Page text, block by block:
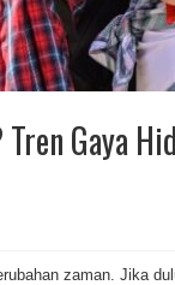
Gaya
zaman. Jika